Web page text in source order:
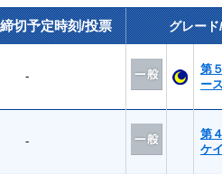
切予定時刻/投票 グレー
-
第
ー
-
第
ケ